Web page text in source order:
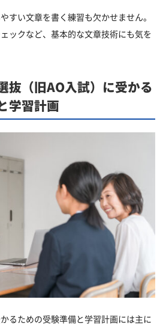
すい文章を書く練習も欠かせません。
ックなど、基本的な文章技術にも気を
抜（旧AO入試）に受かる
学習計画
るための受験準備と学習計画には主に